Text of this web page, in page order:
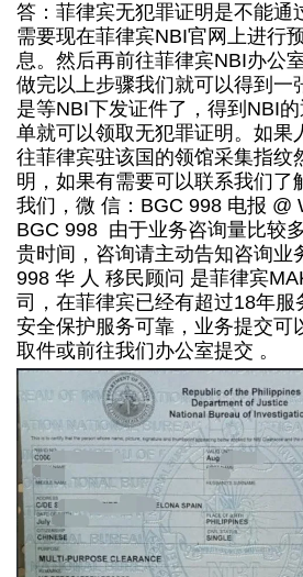
答：菲律宾无犯罪证明 是不能通
需要现在菲律宾NBI官网上进行
息。然后再前往菲律宾NBI办公
做完以上步骤我们就可以得到一
是等NBI下发证件了，得到NBI
单就可以领取无犯罪证明。如果
往菲律宾驻该国的领馆采集指纹
明，如果有需要可以联系我们了
我们，微 信：BGC 998 电报 @
BGC 998 由于业务咨询量比较
贵时间，咨询请主动告知咨询业
998 华 人 移民顾问 是菲律宾
司，在菲律宾已经有超过18年服
安全保护服务可靠，业务提交可
取件或前往我们办公室提交 。